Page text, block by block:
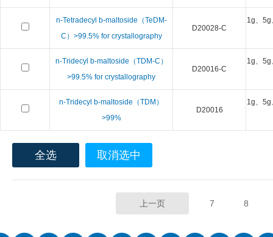
n-Tetradecyl b-maltoside（TeDM-
C）>99.5% for crystallography
D20028-C
1g、
n-Tridecyl b-maltoside（TDM-C）
>99.5% for crystallography
D20016-C
1g、
n-Tridecyl b-maltoside（TDM）
>99%
D20016
1g、
全选 取消选中
上一页 7 8